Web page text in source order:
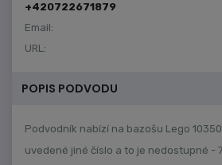
+420722671879
Email:
URL:
POPIS PODVODU
Podvodník nabízí na bazošu Lego
uvedené jiné číslo a to je nedostupné -